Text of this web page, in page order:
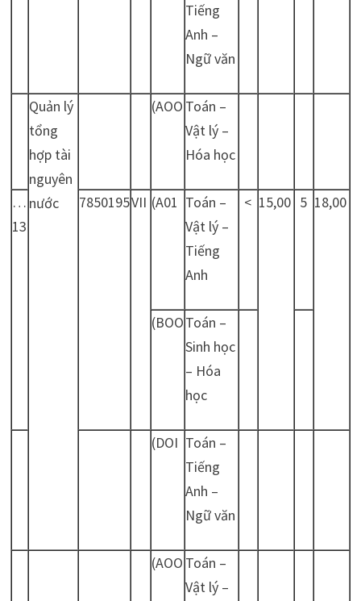
Tiếng
Anh –
Ngữ văn
Quản lý
tổng
hợp tài
nguyên
nước
(AOO Toán –
Vật lý –
Hóa học
…
13
7850195VII (A01 Toán –
Vật lý –
Tiếng
Anh
< 15,00 5 18,00
(BOOToán –
Sinh học
– Hóa
học
(DOI Toán –
Tiếng
Anh –
Ngữ văn
(AOO Toán –
Vật lý –